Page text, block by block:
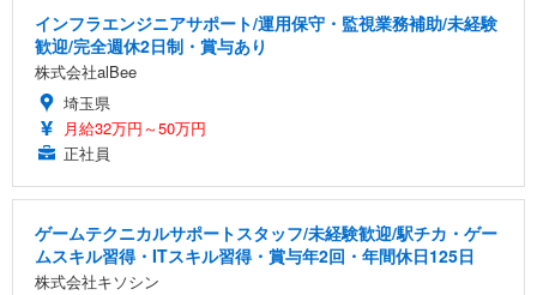
インフラエンジニアサポート/運用保守・監視業務補助/未経験
歓迎/完全週休2日制・賞与あり
株式会社alBee
埼玉県
月給32万円～50万円
正社員
ゲームテクニカルサポートスタッフ/未経験歓迎/駅チカ・ゲー
ムスキル習得・ITスキル習得・賞与年2回・年間休日125日
株式会社キソシン